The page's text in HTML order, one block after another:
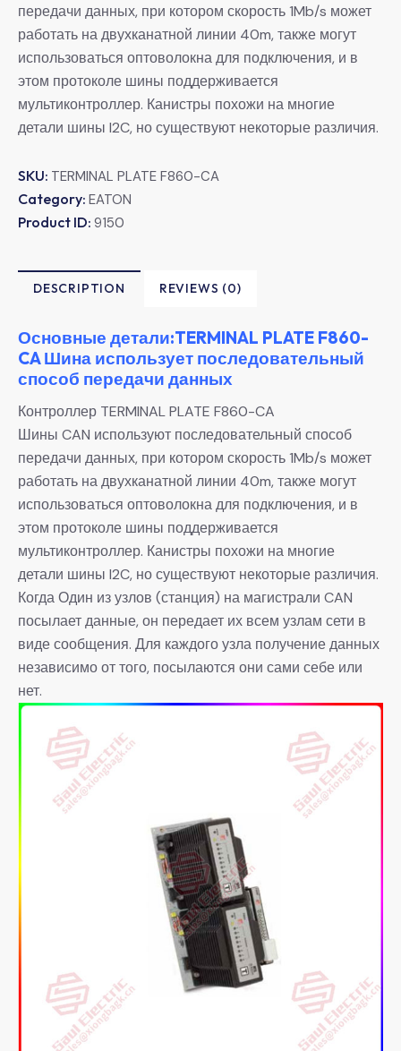
передачи данных, при котором скорость 1Mb/s может
работать на двухканатной линии 40m, также могут
использоваться оптоволокна для подключения, и в
этом протоколе шины поддерживается
мультиконтроллер. Канистры похожи на многие
детали шины l2C, но существуют некоторые различия.
SKU: TERMINAL PLATE F860-CA
Category: EATON
Product ID: 9150
DESCRIPTION REVIEWS (0)
Основные детали:TERMINAL PLATE F860-
CA Шина использует последовательный
способ передачи данных
Контроллер TERMINAL PLATE F860-CA
Шины CAN используют последовательный способ
передачи данных, при котором скорость 1Mb/s может
работать на двухканатной линии 40m, также могут
использоваться оптоволокна для подключения, и в
этом протоколе шины поддерживается
мультиконтроллер. Канистры похожи на многие
детали шины l2C, но существуют некоторые различия.
Когда Один из узлов (станция) на магистрали CAN
посылает данные, он передает их всем узлам сети в
виде сообщения. Для каждого узла получение данных
независимо от того, посылаются они сами себе или
нет.